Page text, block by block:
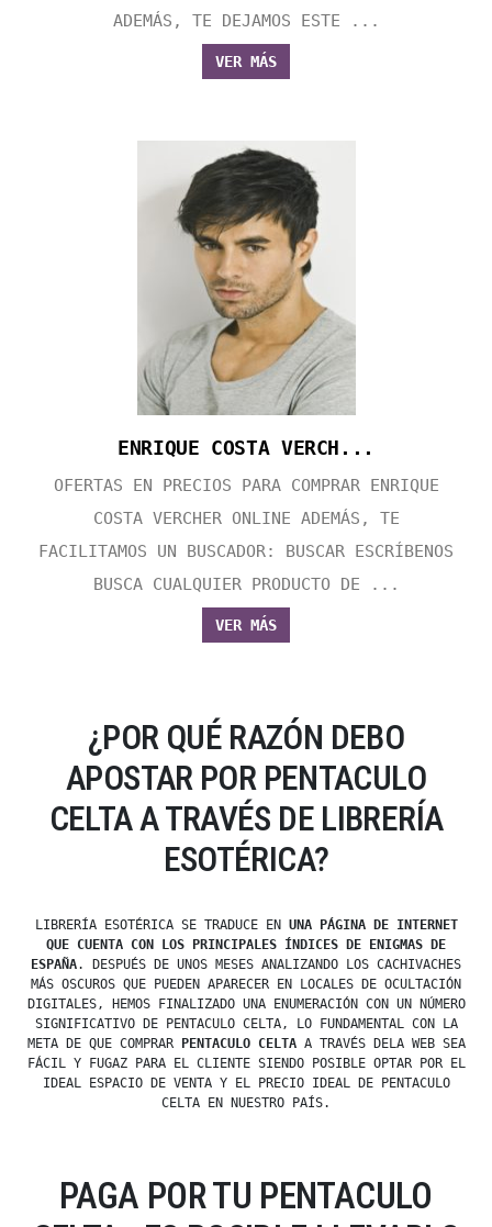
ADEMÁS, TE DEJAMOS ESTE ...
VER MÁS
ENRIQUE COSTA VERCH...
OFERTAS EN PRECIOS PARA COMPRAR ENRIQUE
COSTA VERCHER ONLINE ADEMÁS, TE
FACILITAMOS UN BUSCADOR: BUSCAR ESCRÍBENOS
BUSCA CUALQUIER PRODUCTO DE ...
VER MÁS
¿POR QUÉ RAZÓN DEBO
APOSTAR POR PENTACULO
CELTA A TRAVÉS DE LIBRERÍA
ESOTÉRICA?
LIBRERÍA ESOTÉRICA SE TRADUCE EN UNA PÁGINA DE INTERNET
QUE CUENTA CON LOS PRINCIPALES ÍNDICES DE ENIGMAS DE
ESPAÑA. DESPUÉS DE UNOS MESES ANALIZANDO LOS CACHIVACHES
MÁS OSCUROS QUE PUEDEN APARECER EN LOCALES DE OCULTACIÓN
DIGITALES, HEMOS FINALIZADO UNA ENUMERACIÓN CON UN NÚMERO
SIGNIFICATIVO DE PENTACULO CELTA, LO FUNDAMENTAL CON LA
META DE QUE COMPRAR
PENTACULO CELTAA TRAVÉS DELA WEB SEA
FÁCIL Y FUGAZ PARA EL CLIENTE SIENDO POSIBLE OPTAR POR EL
IDEAL ESPACIO DE VENTA Y EL PRECIO IDEAL DE PENTACULO
CELTA EN NUESTRO PAÍS.
PAGA POR TU PENTACULO